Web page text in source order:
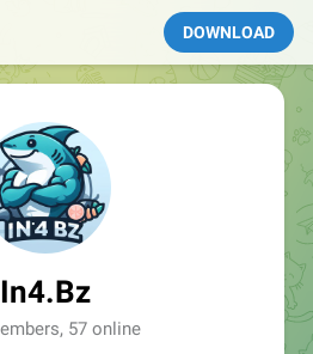
DOWNLOAD
In4.Bz
57 online